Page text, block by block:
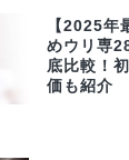
【2025年
めウリ専
底比較！
価も紹介